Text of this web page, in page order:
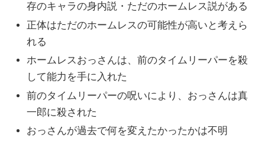
存のキャラの身内説・ただのホームレス説がある
正体はただのホームレスの可能性が高いと考えら
れる
ホームレスおっさんは、前のタイムリーパーを殺
して能力を手に入れた
前のタイムリーパーの呪いにより、おっさんは真
一郎に殺された
おっさんが過去で何を変えたかったかは不明